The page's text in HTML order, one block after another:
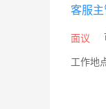
客服主
面议
工作地